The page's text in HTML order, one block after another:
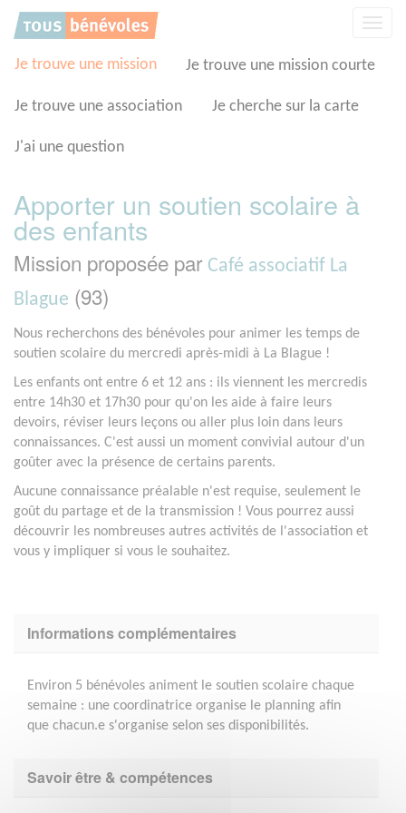
Je trouve une mission Je trouve une mission courte
Je trouve une association Je cherche sur la carte
J'ai une question
Apporter un soutien scolaire à
des enfants
Mission proposée par Café associatif La
Blague (93)
Nous recherchons des bénévoles pour animer les temps de
soutien scolaire du mercredi après-midi à La Blague !
Les enfants ont entre 6 et 12 ans : ils viennent les mercredis
entre 14h30 et 17h30 pour qu'on les aide à faire leurs
devoirs, réviser leurs leçons ou aller plus loin dans leurs
connaissances. C'est aussi un moment convivial autour d'un
goûter avec la présence de certains parents.
Aucune connaissance préalable n'est requise, seulement le
goût du partage et de la transmission ! Vous pourrez aussi
découvrir les nombreuses autres activités de l'association et
vous y impliquer si vous le souhaitez.
Informations complémentaires
Environ 5 bénévoles animent le soutien scolaire chaque
semaine : une coordinatrice organise le planning afin
que chacun.e s'organise selon ses disponibilités.
Savoir être & compétences
Panneau de gestion des cookies